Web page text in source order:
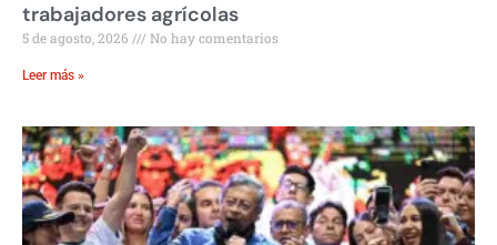
trabajadores agrícolas
5 de agosto, 2026 No hay comentarios
Leer más »